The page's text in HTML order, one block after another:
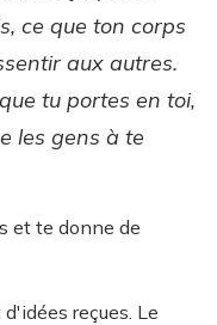
ce que ton corps
aux autres.
tu portes en toi,
les gens à te
et te donne de
reçues. Le